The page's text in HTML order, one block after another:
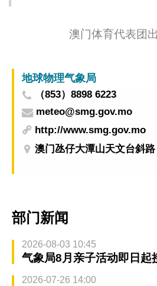
澳门体育代表团
地球物理气象局
（853）8898 6223
meteo@smg.gov.mo
http://www.smg.gov.mo
澳门氹仔大潭山天文台斜路
部门新闻
2026-08-03 10:45
气象局8月亲子活动即日起
2026-07-26 14:00